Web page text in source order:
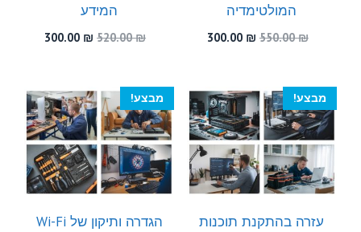
המולטימדיה
550.00₪
המחיר
300.00 ₪
300.00 ₪.
המידע
520.00₪
המחיר
300.00 ₪
המחיר
מבצע!
עזרה בהתקנת תוכנות
מבצע!
הגדרה ותיקון של Wi-Fi